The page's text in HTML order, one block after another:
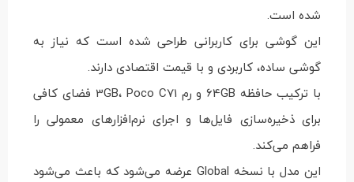
شده است.
این گوشی برای کاربرانی طراحی شده است که نیاز به
گوشی ساده، کاربردی و با قیمت اقتصادی دارند.
با ترکیب حافظه 64GB و رم 3GB، Poco C71 فضای کافی
برای ذخیره‌سازی فایل‌ها و اجرای نرم‌افزارهای معمولی را
فراهم می‌کند.
این مدل با نسخه Global عرضه می‌شود که باعث می‌شود